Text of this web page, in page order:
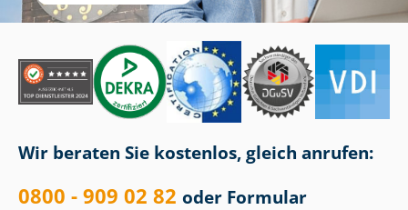
Wir beraten Sie kostenlos, gleich anrufen:
0800 - 909 02 82 oder Formular